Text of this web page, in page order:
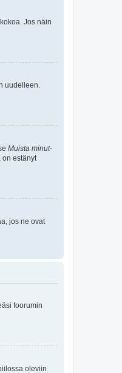
Jos näin
uudelleen.
Muista minut-
on estänyt
jos ne ovat
foorumin
oleviin